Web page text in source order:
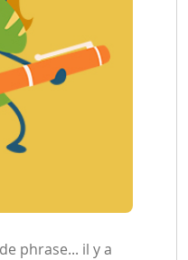
phrase... il y a